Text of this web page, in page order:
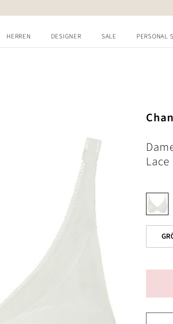
HERREN DESIGNER SALE PERSONAL
Lace